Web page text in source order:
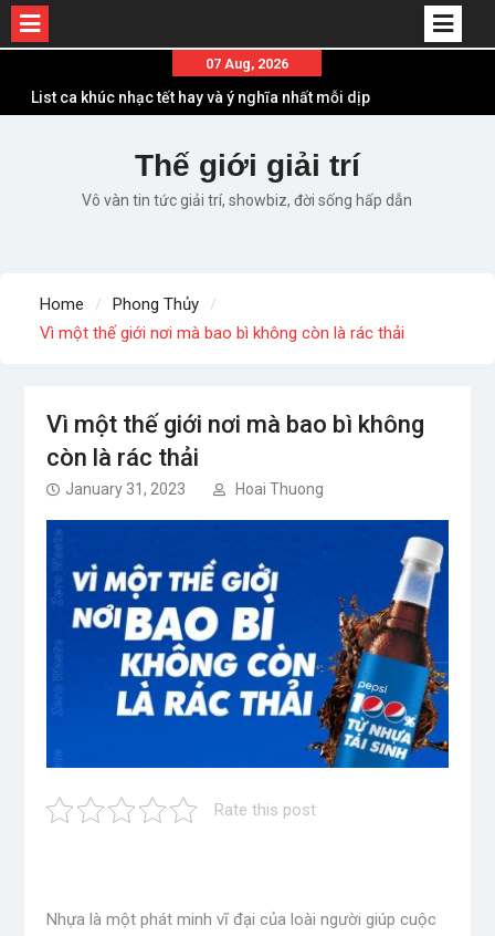
content
07 Aug, 2026
List ca khúc nhạc tết hay và ý nghĩa nhất mỗi dịp
Em ơi lên phố – Minh Vương: Màn comeback
“ngoạn mục” với triệu view
Những ca khúc nhạc xuân “sặc mùi” quảng cáo
Lời bài hát Chúng Ta của Hiện Tại – Sơn Tùng M-
TP – Full lyrics bản chuẩn
Thế giới giải trí
Vô vàn tin tức giải trí, showbiz, đời sống hấp dẫn
Home
Phong Thủy
Vì một thế giới nơi mà bao bì không còn là rác thải
Vì một thế giới nơi mà bao bì không
còn là rác thải
January 31, 2023 Hoai Thuong
Rate this post
Nhựa là một phát minh vĩ đại của loài người giúp cuộc